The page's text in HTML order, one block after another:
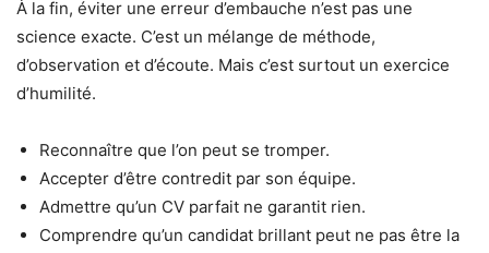
À la fin, éviter une erreur d’embauche n’est pas une
science exacte. C’est un mélange de méthode,
d’observation et d’écoute. Mais c’est surtout un exercice
d’humilité.
Reconnaître que l’on peut se tromper.
Accepter d’être contredit par son équipe.
Admettre qu’un CV parfait ne garantit rien.
Comprendre qu’un candidat brillant peut ne pas être la